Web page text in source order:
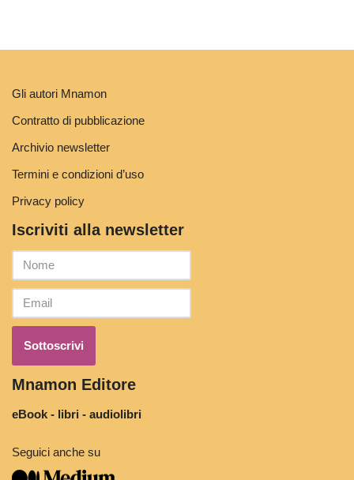
Gli autori Mnamon
Contratto di pubblicazione
Archivio newsletter
Termini e condizioni d’uso
Privacy policy
Iscriviti alla newsletter
Mnamon Editore
eBook - libri - audiolibri
Seguici anche su